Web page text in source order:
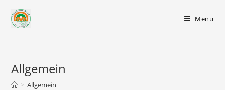
Inhalt
springen
Menü
Allgemein
> Allgemein